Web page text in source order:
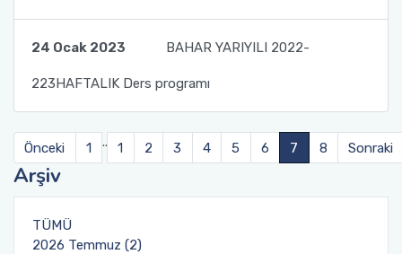
24 Ocak 2023 BAHAR YARIYILI 2022-
223HAFTALIK Ders programı
Önceki 1 .. 1 2 3 4 5 6 7 8 Sonraki
Arşiv
TÜMÜ
2026 Temmuz (2)